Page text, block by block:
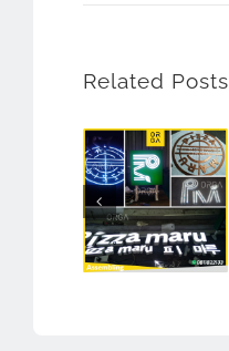
Related Posts